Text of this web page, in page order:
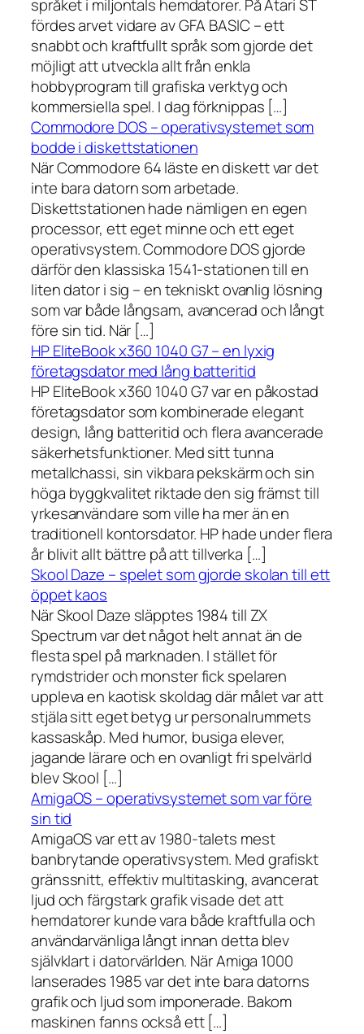
språket i miljontals hemdatorer. På Atari ST
fördes arvet vidare av GFA BASIC – ett
snabbt och kraftfullt språk som gjorde det
möjligt att utveckla allt från enkla
hobbyprogram till grafiska verktyg och
kommersiella spel. I dag förknippas […]
Commodore DOS – operativsystemet som
bodde i diskettstationen
När Commodore 64 läste en diskett var det
inte bara datorn som arbetade.
Diskettstationen hade nämligen en egen
processor, ett eget minne och ett eget
operativsystem. Commodore DOS gjorde
därför den klassiska 1541-stationen till en
liten dator i sig – en tekniskt ovanlig lösning
som var både långsam, avancerad och långt
före sin tid. När […]
HP EliteBook x360 1040 G7 – en lyxig
företagsdator med lång batteritid
HP EliteBook x360 1040 G7 var en påkostad
företagsdator som kombinerade elegant
design, lång batteritid och flera avancerade
säkerhetsfunktioner. Med sitt tunna
metallchassi, sin vikbara pekskärm och sin
höga byggkvalitet riktade den sig främst till
yrkesanvändare som ville ha mer än en
traditionell kontorsdator. HP hade under flera
år blivit allt bättre på att tillverka […]
Skool Daze – spelet som gjorde skolan till ett
öppet kaos
När Skool Daze släpptes 1984 till ZX
Spectrum var det något helt annat än de
flesta spel på marknaden. I stället för
rymdstrider och monster fick spelaren
uppleva en kaotisk skoldag där målet var att
stjäla sitt eget betyg ur personalrummets
kassaskåp. Med humor, busiga elever,
jagande lärare och en ovanligt fri spelvärld
blev Skool […]
AmigaOS – operativsystemet som var före
sin tid
AmigaOS var ett av 1980-talets mest
banbrytande operativsystem. Med grafiskt
gränssnitt, effektiv multitasking, avancerat
ljud och färgstark grafik visade det att
hemdatorer kunde vara både kraftfulla och
användarvänliga långt innan detta blev
självklart i datorvärlden. När Amiga 1000
lanserades 1985 var det inte bara datorns
grafik och ljud som imponerade. Bakom
maskinen fanns också ett […]